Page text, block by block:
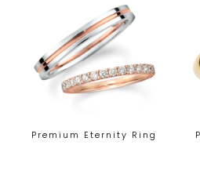
Premium Eternity Ring